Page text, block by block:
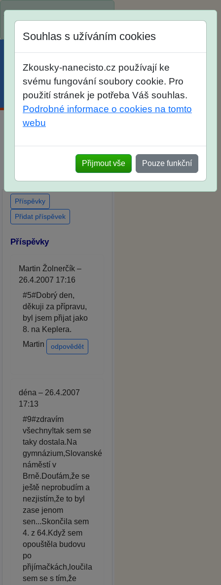
Spustili jsme přihlašování na
Menu Účet Košík
zkoušek na SŠ? Vaše
ohlasy po skutečných
přijímacích zkouškách
Souhlas s užíváním cookies
Zkousky-nanecisto.cz používají ke
svému fungování soubory cookie. Pro
použití stránek je potřeba Váš souhlas.
Podrobné informace o cookies na tomto
webu
Přijmout vše Pouze funkční
Příspěvky
Přidat příspěvek
Příspěvky
Martin Žolnerčík –
26.4.2007 17:16
#5#Dobrý den,
děkuji za přípravu,
byl jsem přijat jako
8. na Keplera.
Martin
odpovědět
déna – 26.4.2007
17:13
#9#zdravím
všechny!tak sem se
taky dostala.Na
gymnázium,Slovanské
náměstí v
Brně.Doufám,že se
ještě neprobudím a
nezjistím,že to byl
zase jenom
sen...Skončila sem
4. z 64.Když sem
opouštěla budovu
po
přijímačkách,loučila
sem se s tím,že